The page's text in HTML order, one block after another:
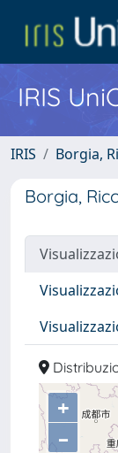
IRIS
IRIS Borgia,
Borgia,
+
–